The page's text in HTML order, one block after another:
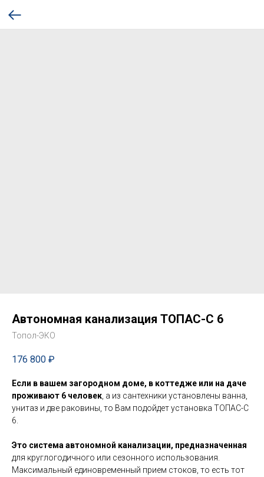
Автономная канализация ТОПАС-С 6
Топол-ЭКО
176 800 ₽
Если в вашем загородном доме, в коттедже или на даче
проживают 6 человек, а из сантехники установлены ванна,
унитаз и две раковины, то Вам подойдет установка ТОПАС-С
6.
Это система автономной канализации, предназначенная
для круглогодичного или сезонного использования.
Максимальный единовременный прием стоков, то есть тот